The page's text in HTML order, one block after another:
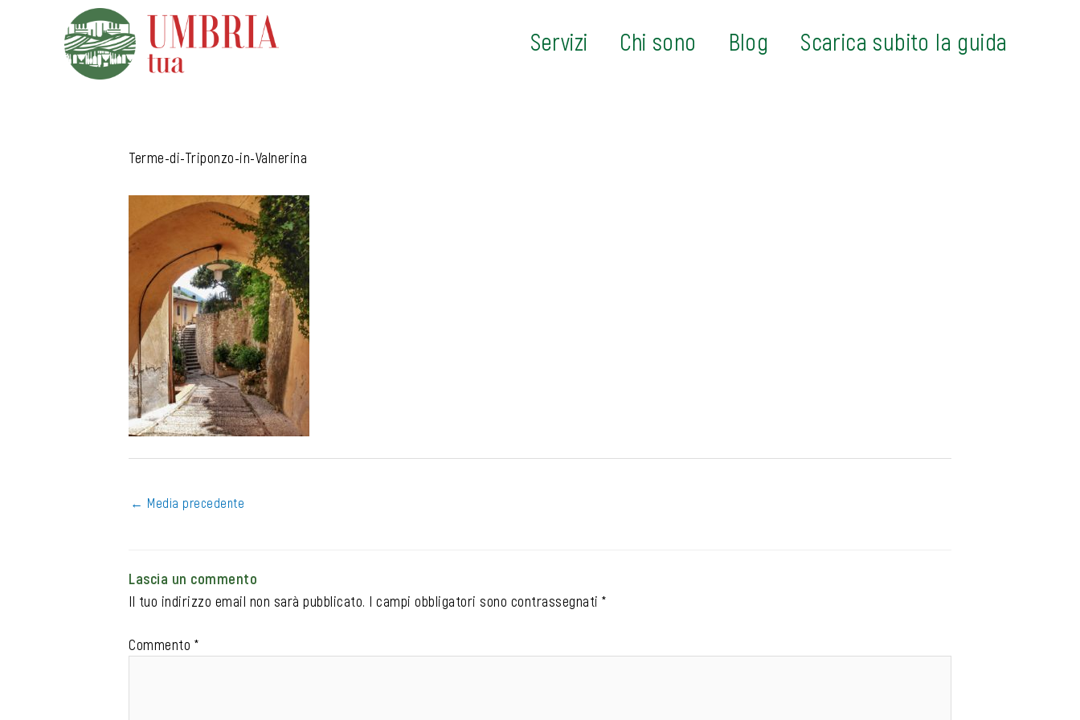
Servizi Chi sono Blog Scarica subito la guida
Terme-di-Triponzo-in-Valnerina
← Media precedente
Lascia un commento
Il tuo indirizzo email non sarà pubblicato. I campi obbligatori sono contrassegnati *
Commento *